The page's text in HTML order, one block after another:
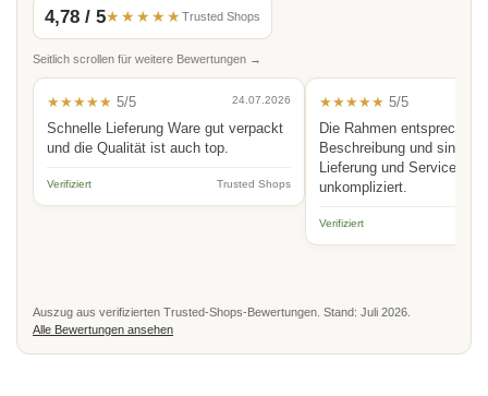
4,78 / 5★★★★★ Trusted Shops
Seitlich scrollen für weitere Bewertungen →
★★★★★ 5/5 24.07.2026
Schnelle Lieferung Ware gut verpackt
und die Qualität ist auch top.
Verifiziert Trusted Shops
★★★★★ 5/5
Die Rahmen entsprechen
Beschreibung und sind
Lieferung und Service
unkompliziert.
Verifiziert
Auszug aus verifizierten Trusted-Shops-Bewertungen. Stand: Juli 2026.
Alle Bewertungen ansehen